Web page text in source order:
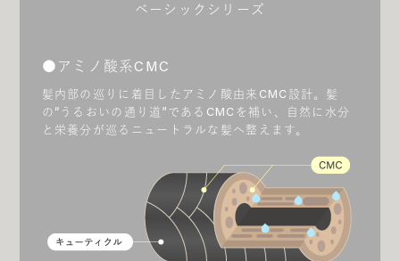
ベーシックシリーズ
アミノ酸系CMC
髪内部の巡りに着目したアミノ酸由来CMC設計。髪
の“うるおいの通り道”であるCMCを補い、自然に水分
と栄養分が巡るニュートラルな髪へ整えます。